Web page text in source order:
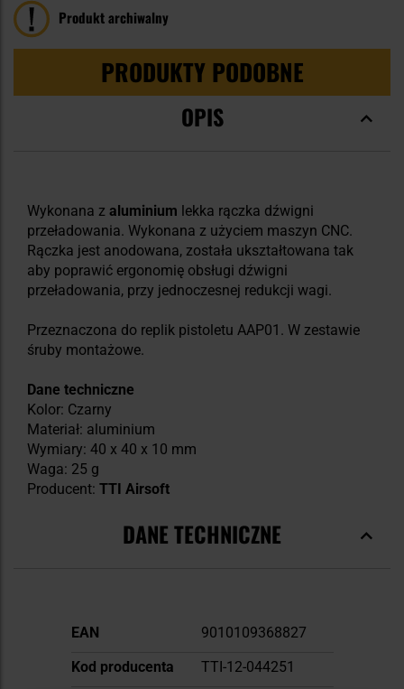
Produkt archiwalny
PRODUKTY PODOBNE
OPIS
Wykonana z aluminium lekka rączka dźwigni
przeładowania. Wykonana z użyciem maszyn CNC.
Rączka jest anodowana, została ukształtowana tak
aby poprawić ergonomię obsługi dźwigni
przeładowania, przy jednoczesnej redukcji wagi.
Przeznaczona do replik pistoletu AAP01. W zestawie
śruby montażowe.
Dane techniczne
Kolor: Czarny
Materiał: aluminium
Wymiary: 40 x 40 x 10 mm
Waga: 25 g
Producent: TTI Airsoft
DANE TECHNICZNE
Więcej
EAN
9010109368827
Kod producenta
TTI-12-044251